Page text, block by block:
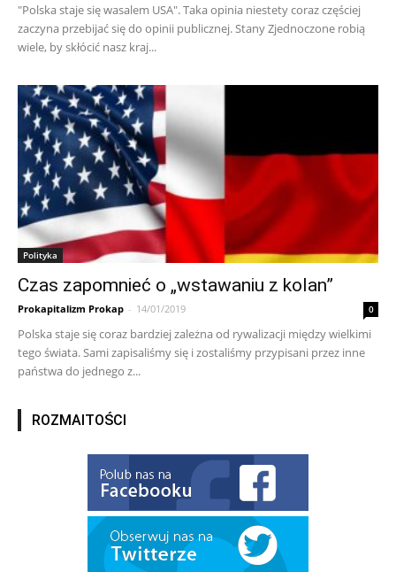
"Polska staje się wasalem USA". Taka opinia niestety coraz częściej
zaczyna przebijać się do opinii publicznej. Stany Zjednoczone robią
wiele, by skłócić nasz kraj...
Polityka
Czas zapomnieć o „wstawaniu z kolan”
Prokapitalizm Prokap - 14/01/2019 0
Polska staje się coraz bardziej zależna od rywalizacji między wielkimi
tego świata. Sami zapisaliśmy się i zostaliśmy przypisani przez inne
państwa do jednego z...
ROZMAITOŚCI